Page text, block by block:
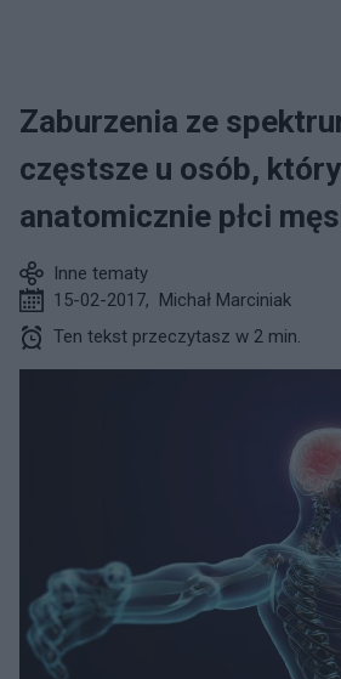
Zaburzenia ze
częstsze u osób,
anatomicznie płci
Inne tematy
15-02-2017, Michał Marciniak
Ten tekst przeczytasz w 2 min.